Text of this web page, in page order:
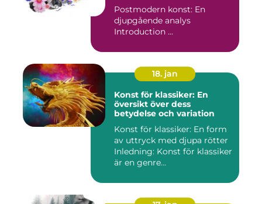
Postmodern konst: En
djupgående analys
Introduction ...
18. jan
Konst för klassiker: En
översikt över dess
betydelse och variation
Konst för klassiker: En form
av uttryck med djupa rötter
Inledning: Konst för klassiker
är en genre...